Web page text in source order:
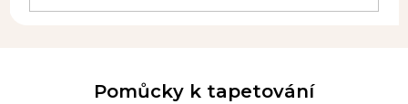
Pomůcky k tapetování